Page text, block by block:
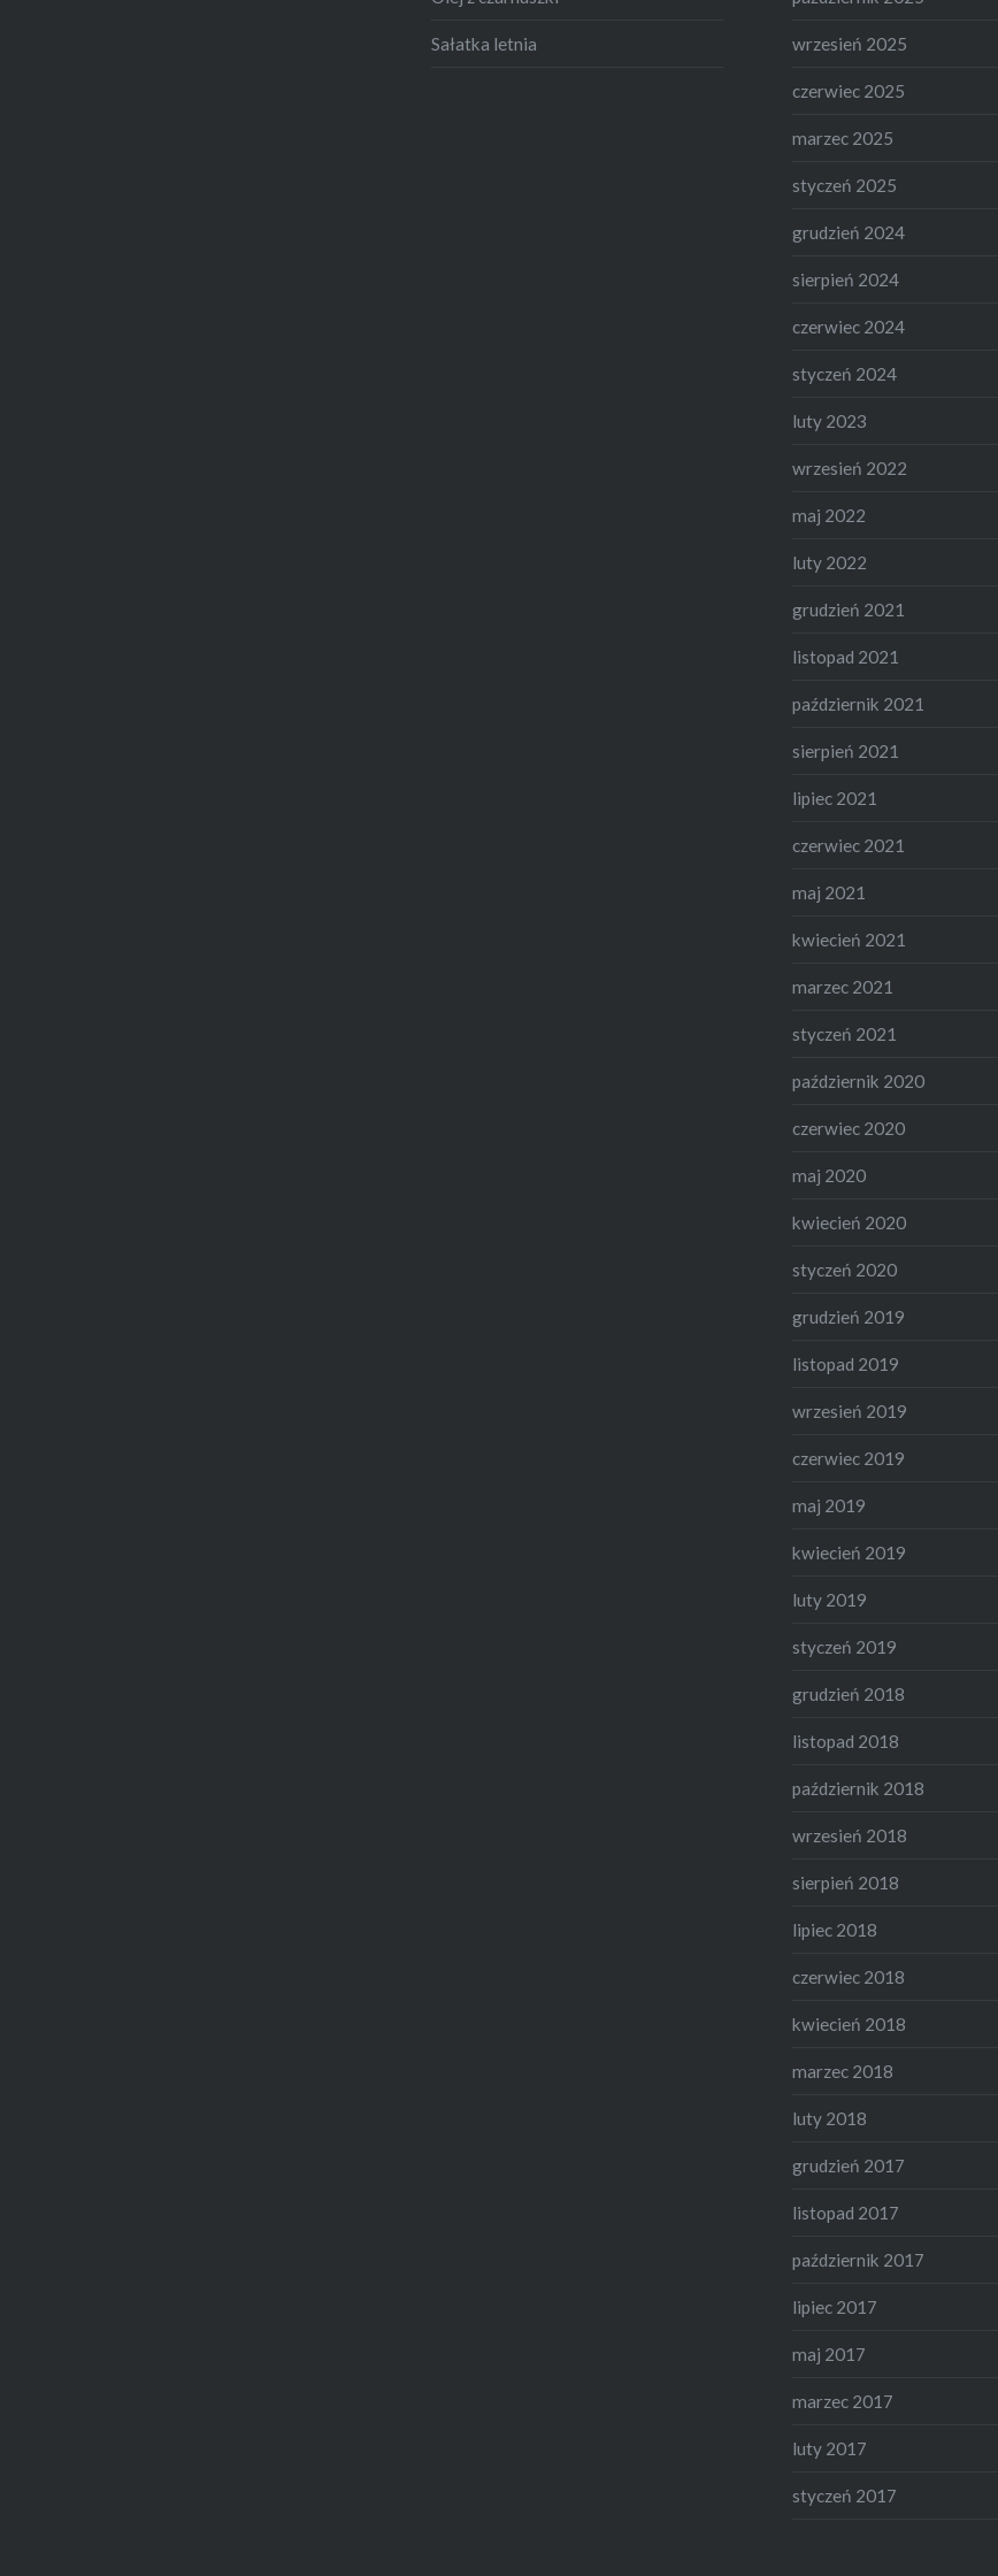
Sałatka letnia wrzesień 2025
czerwiec 2025
marzec 2025
styczeń 2025
grudzień 2024
sierpień 2024
czerwiec 2024
styczeń 2024
luty 2023
wrzesień 2022
maj 2022
luty 2022
grudzień 2021
listopad 2021
październik 2021
sierpień 2021
lipiec 2021
czerwiec 2021
maj 2021
kwiecień 2021
marzec 2021
styczeń 2021
październik 2020
czerwiec 2020
maj 2020
kwiecień 2020
styczeń 2020
grudzień 2019
listopad 2019
wrzesień 2019
czerwiec 2019
maj 2019
kwiecień 2019
luty 2019
styczeń 2019
grudzień 2018
listopad 2018
październik 2018
wrzesień 2018
sierpień 2018
lipiec 2018
czerwiec 2018
kwiecień 2018
marzec 2018
luty 2018
grudzień 2017
listopad 2017
październik 2017
lipiec 2017
maj 2017
marzec 2017
luty 2017
styczeń 2017